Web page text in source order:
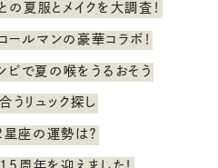
夏服とメイクを大調査！
ールマンの豪華コラボ！
ピで夏の喉をうるおそう
うリュック探し
座の運勢は？